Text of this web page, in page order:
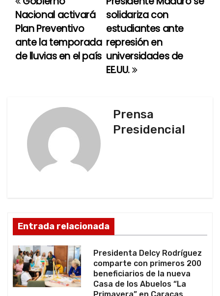
N
a
v
e
e
n
solidariza con
estudiantes ante
represión en
universidades de
EE.UU.
Nacional activará
Plan Preventivo
ante la temporada
de lluvias en el país
Prensa
Presidencial
Entrada relacionada
Presidenta Delcy Rodríguez
comparte con primeros 200
beneficiarios de la nueva
Casa de los Abuelos “La
Primavera” en Caracas